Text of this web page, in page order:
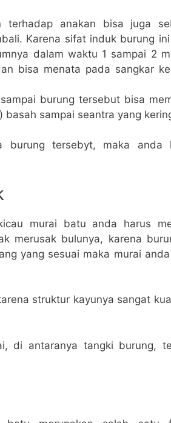
terhadap anakan bisa juga
Karena sifat induk burung
dalam waktu 1 sampai 2
bisa menata pada sangkar
burung tersebut bisa
sampai seantra yang
burung tersebyt, maka anda
murai batu anda harus
merusak bulunya, karena
yang sesuai maka murai
struktur kayunya sangat
di antaranya tangki burung,